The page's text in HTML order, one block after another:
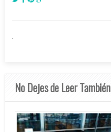
.
No Dejes de Leer También